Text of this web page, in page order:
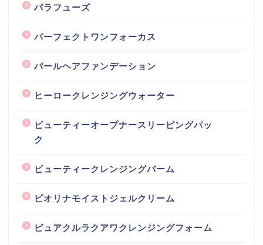
パラフューズ
パーフェクトワンフォーカス
パールヘアファンデーション
ヒーロークレンジングウォーター
ビューティーオープナースリーピングパッ
ク
ビューティークレンジングバーム
ピオリナモイストジェルクリーム
ピュアクルラクアワクレンジングフォーム